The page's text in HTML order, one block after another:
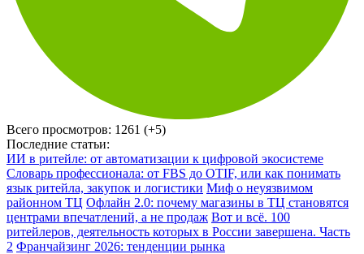
Всего просмотров: 1261 (+5)
Последние статьи:
ИИ в ритейле: от автоматизации к цифровой экосистеме
Словарь профессионала: от FBS до OTIF, или как понимать
язык ритейла, закупок и логистики Миф о неуязвимом
районном ТЦ Офлайн 2.0: почему магазины в ТЦ становятся
центрами впечатлений, а не продаж Вот и всё. 100
ритейлеров, деятельность которых в России завершена. Часть
2 Франчайзинг 2026: тенденции рынка